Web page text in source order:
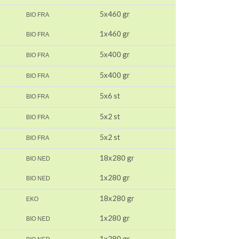
BIO FRA 5x460 gr
BIO FRA 1x460 gr
BIO FRA 5x400 gr
BIO FRA 5x400 gr
BIO FRA 5x6 st
BIO FRA 5x2 st
BIO FRA 5x2 st
BIO NED 18x280 gr
BIO NED 1x280 gr
EKO 18x280 gr
BIO NED 1x280 gr